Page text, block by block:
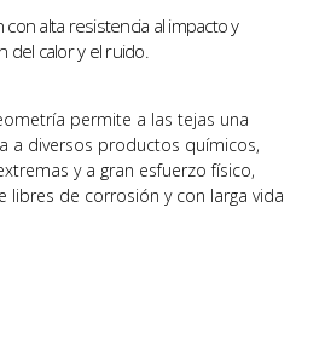
con alta resistencia al impacto y
del calor y el ruido.
permite a las tejas una
a diversos productos químicos,
y a gran esfuerzo físico,
libres de corrosión y con larga vida